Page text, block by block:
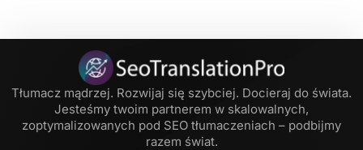
Tłumacz mądrzej. Rozwijaj się szybciej. Docieraj do świata.
Jesteśmy twoim partnerem w skalowalnych,
zoptymalizowanych pod SEO tłumaczeniach – podbijmy
razem świat.